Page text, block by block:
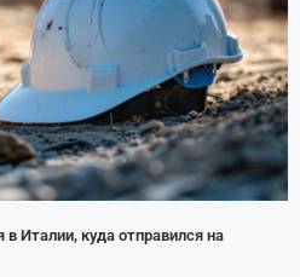
Италии, куда отправился на